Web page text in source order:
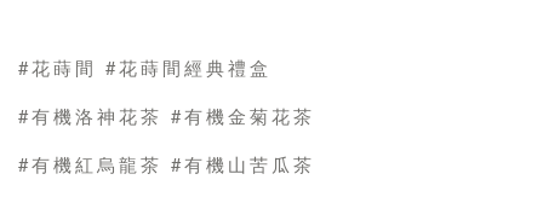
#花蒔間 #花蒔間經典禮盒
#有機洛神花茶 #有機金菊花茶
#有機紅烏龍茶 #有機山苦瓜茶